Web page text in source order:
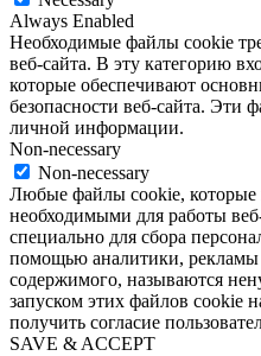
Always Enabled
Необходимые файлы cookie
веб-сайта. В эту категорию
которые обеспечивают
безопасности веб-сайта. Эти
личной информации.
Non-necessary
Non-necessary
Любые файлы cookie, которые
необходимыми для работы
специально для сбора
помощью аналитики, рекламы
содержимого, называются
запуском этих файлов cookie
получить согласие
SAVE & ACCEPT